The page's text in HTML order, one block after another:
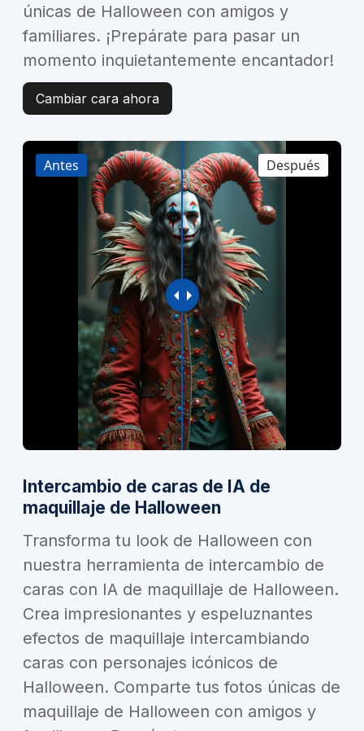
únicas de Halloween con amigos y
familiares. ¡Prepárate para pasar un
momento inquietantemente encantador!
Cambiar cara ahora
Después
Antes
Intercambio de caras de IA de
maquillaje de Halloween
Transforma tu look de Halloween con
nuestra herramienta de intercambio de
caras con IA de maquillaje de Halloween.
Crea impresionantes y espeluznantes
efectos de maquillaje intercambiando
caras con personajes icónicos de
Halloween. Comparte tus fotos únicas de
maquillaje de Halloween con amigos y